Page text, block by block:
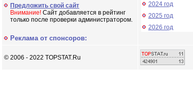
Предложить свой сайт
Внимание! Сайт добавляется в рейтинг
только после проверки администратором.
Реклама от спонсоров:
2024 год
2025 год
2026 год
© 2006 - 2022 TOPSTAT.Ru